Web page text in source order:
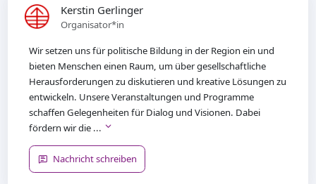
Kerstin Gerlinger
Organisator*in
Wir setzen uns für politische Bildung in der Region ein und
bieten Menschen einen Raum, um über gesellschaftliche
Herausforderungen zu diskutieren und kreative Lösungen zu
entwickeln. Unsere Veranstaltungen und Programme
schaffen Gelegenheiten für Dialog und Visionen. Dabei
fördern wir die ...
Nachricht schreiben